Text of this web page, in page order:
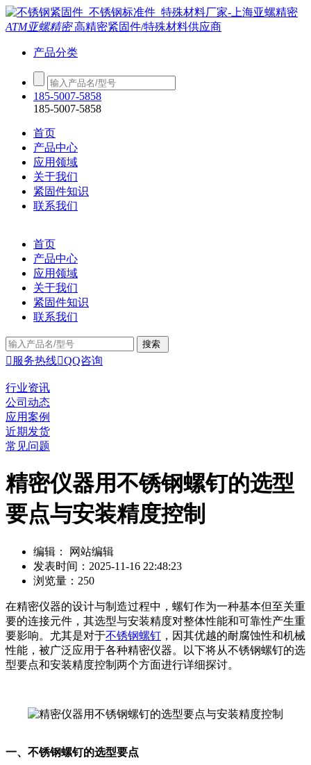
ATM亚螺精密高精密紧固件/特殊材料供应商
产品分类
185-5007-5858
185-5007-5858
首页
产品中心
应用领域
关于我们
紧固件知识
联系我们
首页
产品中心
应用领域
关于我们
紧固件知识
联系我们
 服务热线QQ咨询
行业资讯
公司动态
应用案例
近期发货
常见问题
精密仪器用不锈钢螺钉的选型
要点与安装精度控制
编辑： 网站编辑
发表时间：2025-11-16 22:48:23
浏览量：250
在精密仪器的设计与制造过程中，螺钉作为一种基本但至关重
要的连接元件，其选型与安装精度对整体性能和可靠性产生重
要影响。尤其是对于不锈钢螺钉 ，因其优越的耐腐蚀性和机械
性能，被广泛应用于各种精密仪器。以下将从不锈钢螺钉的选
型要点和安装精度控制两个方面进行详细探讨。
一、不锈钢螺钉的选型要点